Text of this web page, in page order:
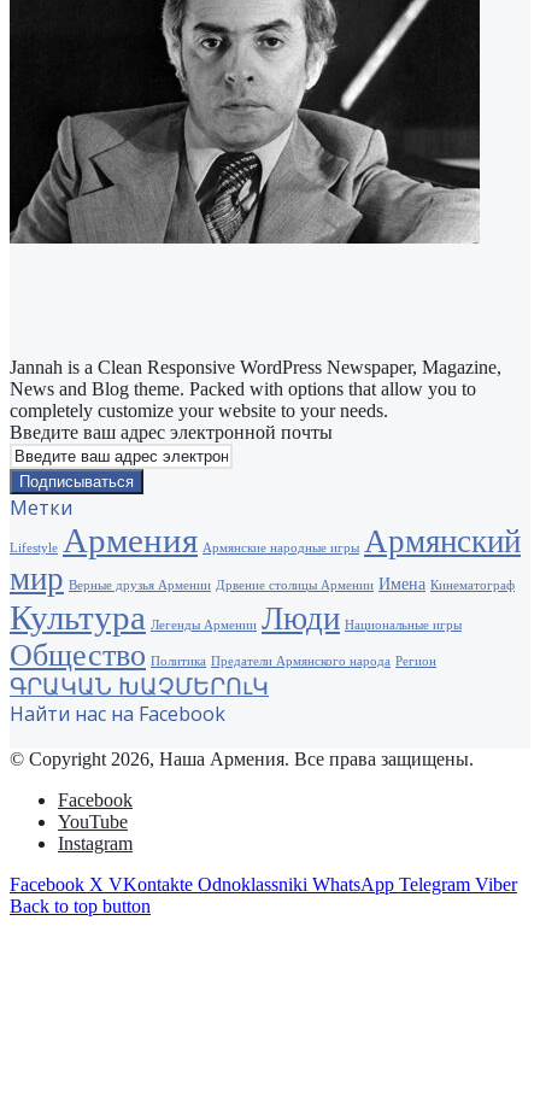
Jannah is a Clean Responsive WordPress Newspaper, Magazine,
News and Blog theme. Packed with options that allow you to
completely customize your website to your needs.
Введите ваш адрес электронной почты
Метки
Lifestyle Армения Армянские народные игры Армянский
мир Верные друзья Армении Дрвение столицы Армении Имена Кинематограф
Культура Легенды Армении Люди Национальные игры
Общество Политика Предатели Армянского народа Регион
ԳՐԱԿԱՆ ԽԱՉՄԵՐՈւԿ
Найти нас на Facebook
© Copyright 2026, Наша Армения. Все права защищены.
Facebook
YouTube
Instagram
Facebook X VKontakte Odnoklassniki WhatsApp Telegram Viber
Back to top button